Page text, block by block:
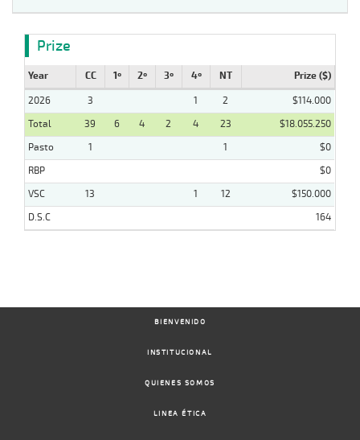
Prize
Year CC 1º 2º 3º 4º NT Prize ($)
2026 3 1 2
$114.000
Total
39 6 4 2 4 23
$18.055.250
Pasto
1 1
$0
RBP
$0
VSC
13 1 12
$150.000
D.S.C
164
BIENVENIDO
INSTITUCIONAL
QUIENES SOMOS
LINEA ÉTICA